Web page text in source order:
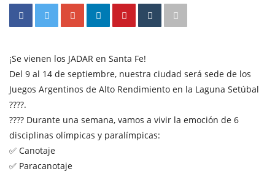
¡Se vienen los JADAR en Santa Fe!
Del 9 al 14 de septiembre, nuestra ciudad será sede de los
Juegos Argentinos de Alto Rendimiento en la Laguna Setúbal
????.
???? Durante una semana, vamos a vivir la emoción de 6
disciplinas olímpicas y paralímpicas:
✅ Canotaje
✅ Paracanotaje